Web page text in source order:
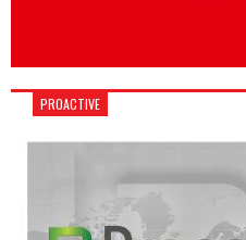
PROACTIVE